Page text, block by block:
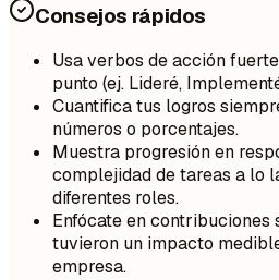
Consejos rápidos
Usa verbos de acción
punto (ej. Lideré,
Cuantifica tus logros
números o porcentajes.
Muestra progresión en
complejidad de tareas a lo
diferentes roles.
Enfócate en contribuciones
tuvieron un impacto
empresa.